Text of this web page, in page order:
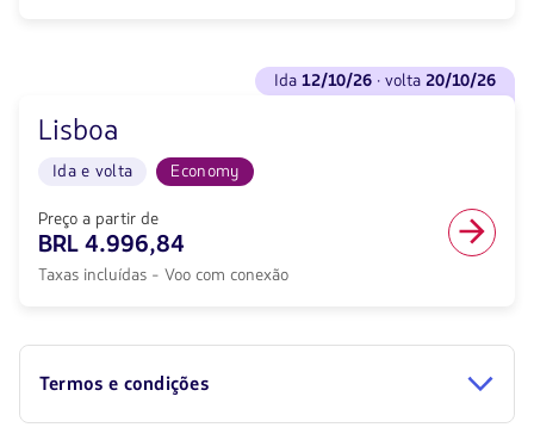
incluídas.
null.
Voo
Ida
em
cabine
Economy.
Voo
4386.54,
Taxas
null.
Ida
<strong>12/10/26</strong>
<strong>20/10/26</strong>
com
null
São
Voo
ida 12/10/26 · volta 20/10/26
Lisboa
Ida e volta Economy
Preço a partir de
BRL 4.996,84
Taxas incluídas - Voo com conexão
Termos e condições